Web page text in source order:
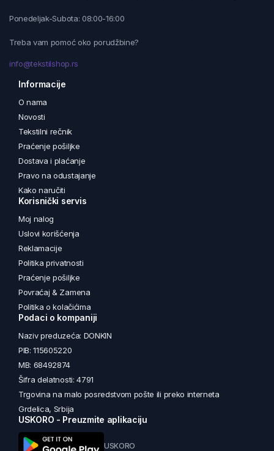
Ponedeljak-Subota: 08:00-16:00
Treba vam pomoć oko porudžbine?
info@tekstilshop.rs
Informacije
O nama
Novosti
Tekstilni rečnik
Praćenje pošiljke
Dostava i plaćanje
Pravo na odustajanje
Kako naručiti
Korisnički servis
Moj nalog
Uslovi korišćenja
Reklamacije
Politika privatnosti
Praćenje pošiljke
Povraćaj & Zamena
Politika o kolačićima
Podaci o kompaniji
Naziv preduzeća: DONKIN
PIB: 115605220
MB: 68492874
Šifra delatnosti: 4791
Trgovina na malo posredstvom pošte ili preko interneta
Grdelica, Srbija
USKORO - Preuzmite aplikaciju
USKORO